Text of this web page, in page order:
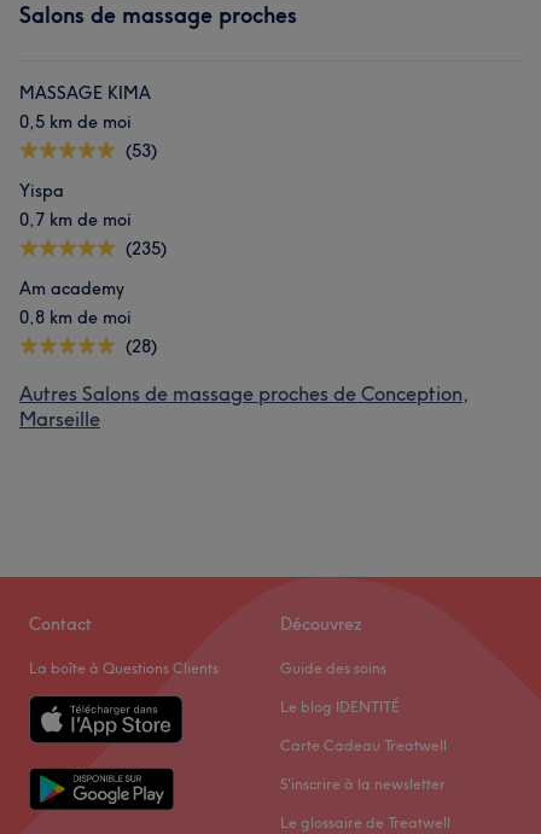
Salons de massage proches
MASSAGE KIMA
0,5 km de moi
(53)
Yispa
0,7 km de moi
(235)
Am academy
0,8 km de moi
(28)
Autres Salons de massage proches de Conception,
Marseille
Contact
La boîte à Questions Clients
Découvrez
Guide des soins
Le blog IDENTITÉ
Carte Cadeau Treatwell
S'inscrire à la newsletter
Le glossaire de Treatwell